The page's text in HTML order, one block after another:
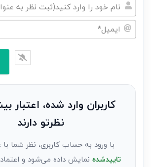
نام
خود
نظر
کاربران وارد شده، اعتبار
نظرتو دارند
با ورود به حساب کاربری، نظر شما
تاییدشده نمایش داده می‌شود و